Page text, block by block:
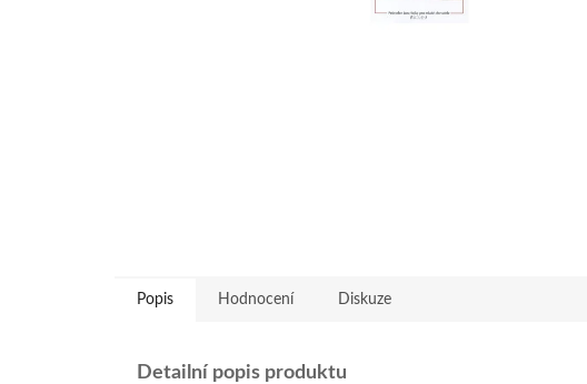
Popis Hodnocení Diskuze
Detailní popis produktu